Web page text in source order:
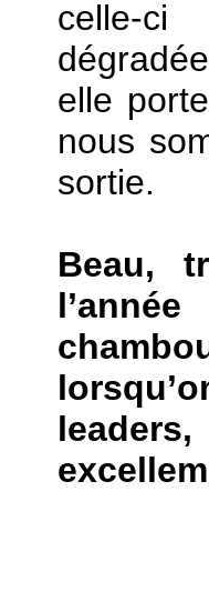
celle-ci
elle
nous
sortie.
Beau,